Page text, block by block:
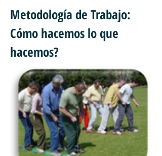
Metodología de Trabajo:
Cómo hacemos lo que
hacemos?